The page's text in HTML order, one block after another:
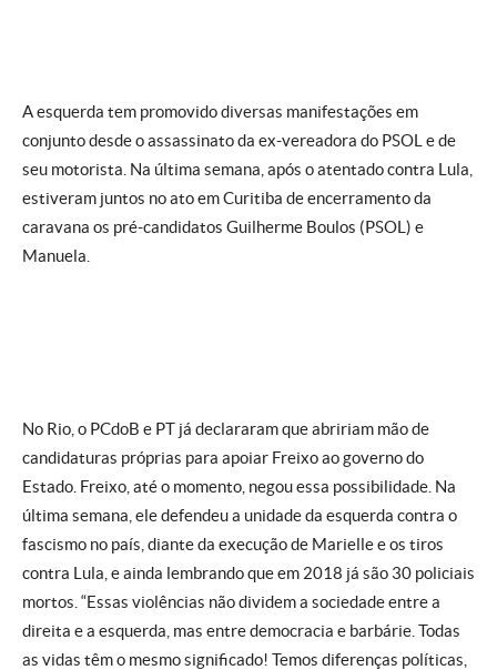
A esquerda tem promovido diversas manifestações em
conjunto desde o assassinato da ex-vereadora do PSOL e de
seu motorista. Na última semana, após o atentado contra Lula,
estiveram juntos no ato em Curitiba de encerramento da
caravana os pré-candidatos Guilherme Boulos (PSOL) e
Manuela.
No Rio, o PCdoB e PT já declararam que abririam mão de
candidaturas próprias para apoiar Freixo ao governo do
Estado. Freixo, até o momento, negou essa possibilidade. Na
última semana, ele defendeu a unidade da esquerda contra o
fascismo no país, diante da execução de Marielle e os tiros
contra Lula, e ainda lembrando que em 2018 já são 30 policiais
mortos. “Essas violências não dividem a sociedade entre a
direita e a esquerda, mas entre democracia e barbárie. Todas
as vidas têm o mesmo significado! Temos diferenças políticas,